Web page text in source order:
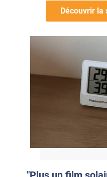
Découvrir la